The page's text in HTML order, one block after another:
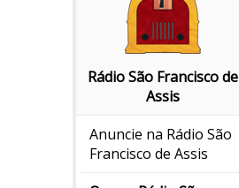
Rádio São Francisco de
Assis
Anuncie na Rádio São
Francisco de Assis